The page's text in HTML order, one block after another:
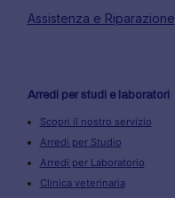
Assistenza e Riparazione
Arredi per studi e laboratori
Scopri il nostro servizio
Arredi per Studio
Arredi per Laboratorio
Clinica veterinaria